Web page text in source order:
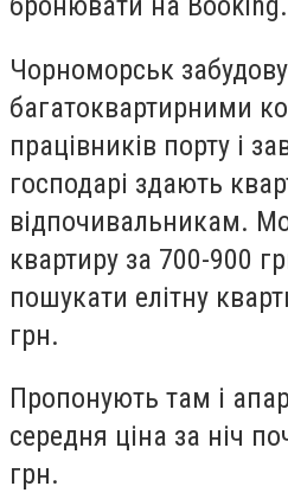
Чорноморськ
багатоквартирними
працівників порту і
господарі здають
відпочивальникам.
квартиру за 700-900
пошукати елітну
грн.
Пропонують там і
середня ціна за ніч
грн.